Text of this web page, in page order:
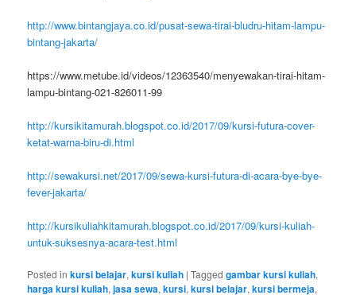
http://www.bintangjaya.co.id/pusat-sewa-tirai-bludru-hitam-lampu-
bintang-jakarta/
https://www.metube.id/videos/12363540/menyewakan-tirai-hitam-
lampu-bintang-021-826011-99
http://kursikitamurah.blogspot.co.id/2017/09/kursi-futura-cover-
ketat-warna-biru-di.html
http://sewakursi.net/2017/09/sewa-kursi-futura-di-acara-bye-bye-
fever-jakarta/
http://kursikuliahkitamurah.blogspot.co.id/2017/09/kursi-kuliah-
untuk-suksesnya-acara-test.html
Posted in kursi belajar,kursi kuliah |Tagged gambar kursi kuliah,
harga kursi kuliah,jasa sewa,kursi,kursi belajar,kursi bermeja,